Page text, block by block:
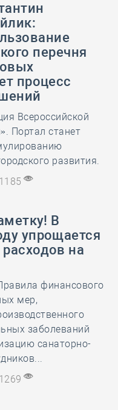
перечня
процесс
Всероссийской
Портал станет
развития.
1185
В
упрощается
на
финансового
мер,
заболеваний
санаторно-
1269